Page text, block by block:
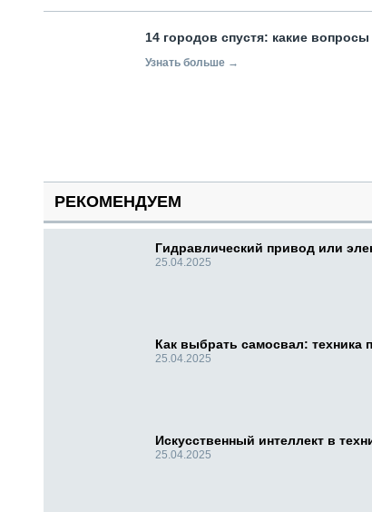
14 городов спустя: какие
Узнать больше →
РЕКОМЕНДУЕМ
Гидравлический привод или
25.04.2025
Как выбрать самосвал: техника
25.04.2025
Искусственный интеллект в
25.04.2025